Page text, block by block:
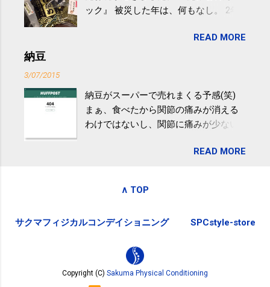
きるのは、過度の飲酒が原因ではない
減らなくても効果があるという。 正田
波大「減量しなくても効果」 - ニュー
ス - アピタル（医療・健康）
ック』 被災した年は、何もなし。 2年
が『たみこの海パック』。 ボランティ
全く考えていなかったので、貰えると
少しづつ復興してる感が伝わってきて
嬉しいです。 あと、ふるさと納税が節
ですが、節税になるほど稼げていない
税務局｜ふるさと納税など個人住民税
READ MORE
納豆
3/07/2015
納豆がスーパーで売れまくる予感(笑)
まぁ、食べたから関節の痛みが消える
わけではないし、関節に痛みが少ない
ど。。 「関節の老化」は、「コンドロ
歳をピークにして、体内で作られる量
代の半分、60代ではそのさらに半分に
起こさないためには、食生活で「コン
ドロイチン」を補うことが大切。そし
て「コンドロイチン」という成分は、
READ MORE
∧ TOP
サクマフィジカルコンデイショニング SPCstyle-store
Copyright (C) Sakuma Physical Conditioning